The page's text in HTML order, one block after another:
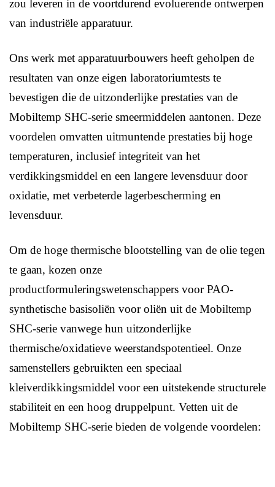
zou leveren in de voortdurend evoluerende ontwerpen
van industriële apparatuur.
Ons werk met apparatuurbouwers heeft geholpen de
resultaten van onze eigen laboratoriumtests te
bevestigen die de uitzonderlijke prestaties van de
Mobiltemp SHC-serie smeermiddelen aantonen. Deze
voordelen omvatten uitmuntende prestaties bij hoge
temperaturen, inclusief integriteit van het
verdikkingsmiddel en een langere levensduur door
oxidatie, met verbeterde lagerbescherming en
levensduur.
Om de hoge thermische blootstelling van de olie tegen
te gaan, kozen onze
productformuleringswetenschappers voor PAO-
synthetische basisoliën voor oliën uit de Mobiltemp
SHC-serie vanwege hun uitzonderlijke
thermische/oxidatieve weerstandspotentieel. Onze
samenstellers gebruikten een speciaal
kleiverdikkingsmiddel voor een uitstekende structurele
stabiliteit en een hoog druppelpunt. Vetten uit de
Mobiltemp SHC-serie bieden de volgende voordelen: